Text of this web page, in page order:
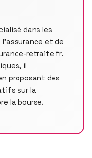
dans les
et de
retraite.fr.
il
proposant des
sur la
la bourse.